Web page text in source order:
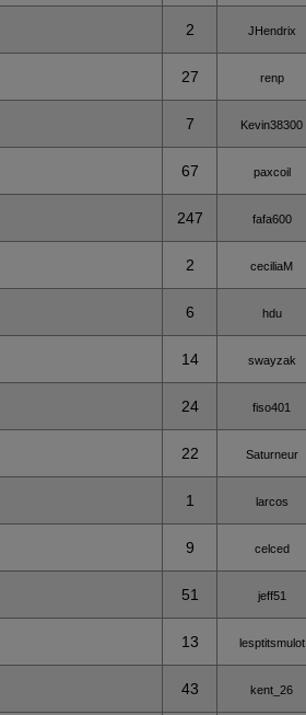
2 JHendrix
27 renp
7 Kevin38300
67 paxcoil
247 fafa600
2 ceciliaM
6 hdu
14 swayzak
24 fiso401
22 Saturneur
1 larcos
9 celced
51 jeff51
13 lesptitsmulot
43 kent_26